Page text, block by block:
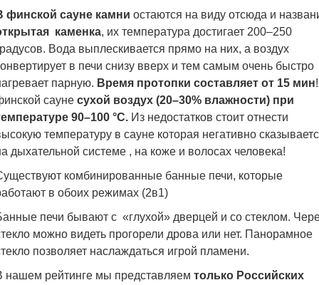
финской сауне камни остаются на виду отсюда и
каменка, их температура достигает 200–250
Вода выплескивается прямо на них, а воздух
в печи снизу вверх и тем самым очень быстро
парную. Время протопки составляет от 15 мин
сауне сухой воздух (20–30% влажности) при
90–100 °С. Из недостатков стоит отнести
температуру в сауне которая негативно
дыхательной системе , на коже и волосах человека!
комбинированные банные печи, которые
в обоих режимах (2в1)
печи бывают с «глухой» дверцей и со стеклом.
можно видеть прогорели дрова или нет. Панорамное
позволяет наслаждаться игрой пламени.
нашем рейтинге мы представляем только Российских